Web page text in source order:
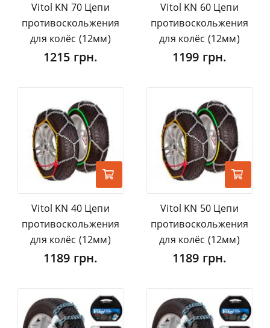
Vitol KN 70 Цепи
противоскольжения
для колёс (12мм)
1215 грн.
Vitol KN 60 Цепи
противоскольжения
для колёс (12мм)
1199 грн.
Vitol KN 40 Цепи
противоскольжения
для колёс (12мм)
1189 грн.
Vitol KN 50 Цепи
противоскольжения
для колёс (12мм)
1189 грн.